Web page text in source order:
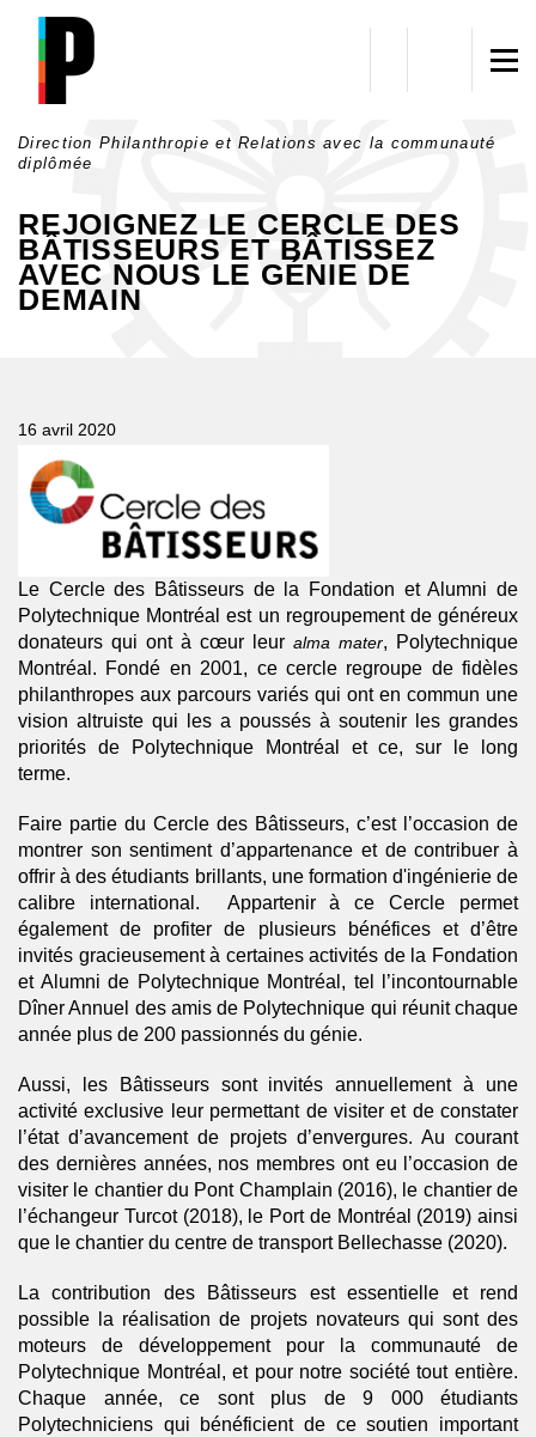
Aller au contenu principal
Direction Philanthropie et Relations avec la communauté
diplômée
REJOIGNEZ LE CERCLE DES
BÂTISSEURS ET BÂTISSEZ
AVEC NOUS LE GÉNIE DE
DEMAIN
16 avril 2020
Le Cercle des Bâtisseurs de la Fondation et Alumni de
Polytechnique Montréal est un regroupement de généreux
donateurs qui ont à cœur leur alma mater, Polytechnique
Montréal. Fondé en 2001, ce cercle regroupe de fidèles
philanthropes aux parcours variés qui ont en commun une
vision altruiste qui les a poussés à soutenir les grandes
priorités de Polytechnique Montréal et ce, sur le long
terme.
Faire partie du Cercle des Bâtisseurs, c’est l’occasion de
montrer son sentiment d’appartenance et de contribuer à
offrir à des étudiants brillants, une formation d'ingénierie de
calibre international. Appartenir à ce Cercle permet
également de profiter de plusieurs bénéfices et d’être
invités gracieusement à certaines activités de la Fondation
et Alumni de Polytechnique Montréal, tel l’incontournable
Dîner Annuel des amis de Polytechnique qui réunit chaque
année plus de 200 passionnés du génie.
Aussi, les Bâtisseurs sont invités annuellement à une
activité exclusive leur permettant de visiter et de constater
l’état d’avancement de projets d’envergures. Au courant
des dernières années, nos membres ont eu l’occasion de
visiter le chantier du Pont Champlain (2016), le chantier de
l’échangeur Turcot (2018), le Port de Montréal (2019) ainsi
que le chantier du centre de transport Bellechasse (2020).
La contribution des Bâtisseurs est essentielle et rend
possible la réalisation de projets novateurs qui sont des
moteurs de développement pour la communauté de
Polytechnique Montréal, et pour notre société tout entière.
Chaque année, ce sont plus de 9 000 étudiants
Polytechniciens qui bénéficient de ce soutien important